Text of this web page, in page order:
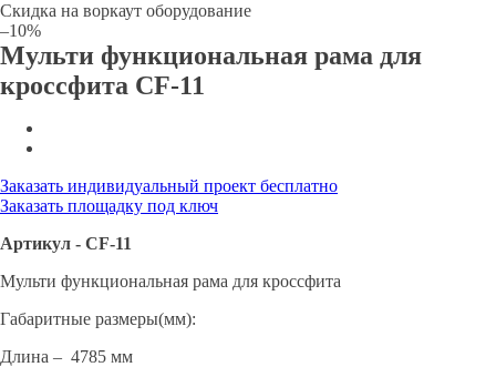
Скидка на воркаут оборудование
–10%
Мульти функциональная рама для
кроссфита CF-11
Заказать индивидуальный проект бесплатно
Заказать площадку под ключ
Артикул - CF-11
Мульти функциональная рама для кроссфита
Габаритные размеры(мм):
Длина – 4785 мм